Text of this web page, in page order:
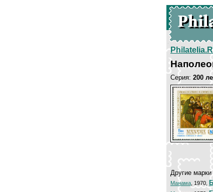
Серия: 200
Другие марки
Манама , 1970,